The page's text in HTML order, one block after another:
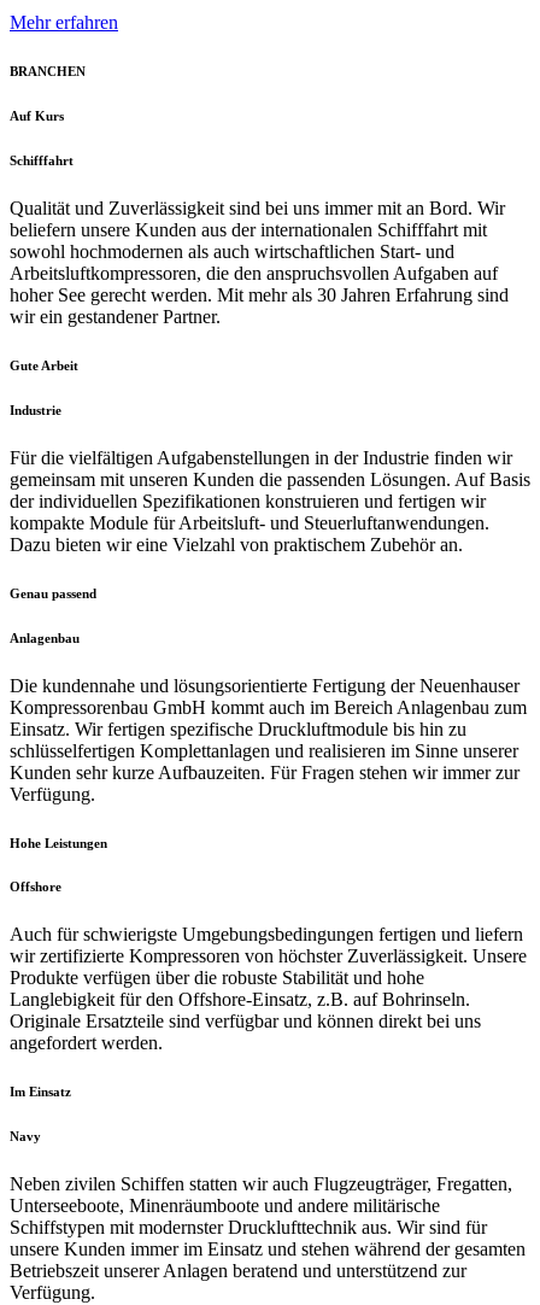
Mehr erfahren
BRANCHEN
Auf Kurs
Schifffahrt
Qualität und Zuverlässigkeit sind bei uns immer mit an Bord. Wir
beliefern unsere Kunden aus der internationalen Schifffahrt mit
sowohl hochmodernen als auch wirtschaftlichen Start- und
Arbeitsluftkompressoren, die den anspruchsvollen Aufgaben auf
hoher See gerecht werden. Mit mehr als 30 Jahren Erfahrung sind
wir ein gestandener Partner.
Gute Arbeit
Industrie
Für die vielfältigen Aufgabenstellungen in der Industrie finden wir
gemeinsam mit unseren Kunden die passenden Lösungen. Auf Basis
der individuellen Spezifikationen konstruieren und fertigen wir
kompakte Module für Arbeitsluft- und Steuerluftanwendungen.
Dazu bieten wir eine Vielzahl von praktischem Zubehör an.
Genau passend
Anlagenbau
Die kundennahe und lösungsorientierte Fertigung der Neuenhauser
Kompressorenbau GmbH kommt auch im Bereich Anlagenbau zum
Einsatz. Wir fertigen spezifische Druckluftmodule bis hin zu
schlüsselfertigen Komplettanlagen und realisieren im Sinne unserer
Kunden sehr kurze Aufbauzeiten. Für Fragen stehen wir immer zur
Verfügung.
Hohe Leistungen
Offshore
Auch für schwierigste Umgebungsbedingungen fertigen und liefern
wir zertifizierte Kompressoren von höchster Zuverlässigkeit. Unsere
Produkte verfügen über die robuste Stabilität und hohe
Langlebigkeit für den Offshore-Einsatz, z.B. auf Bohrinseln.
Originale Ersatzteile sind verfügbar und können direkt bei uns
angefordert werden.
Im Einsatz
Navy
Neben zivilen Schiffen statten wir auch Flugzeugträger, Fregatten,
Unterseeboote, Minenräumboote und andere militärische
Schiffstypen mit modernster Drucklufttechnik aus. Wir sind für
unsere Kunden immer im Einsatz und stehen während der gesamten
Betriebszeit unserer Anlagen beratend und unterstützend zur
Verfügung.